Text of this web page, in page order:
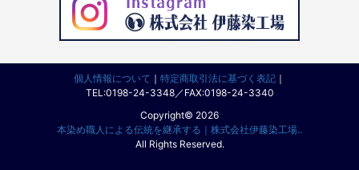
個人情報について ｜ 特定商取引法に基づく表記 ｜
TEL:0198-24-3348／FAX:0198-24-3340
Copyright© 2026
本染め職人による伝統を継承する｜株式会社伊藤染工場..
All Rights Reserved.